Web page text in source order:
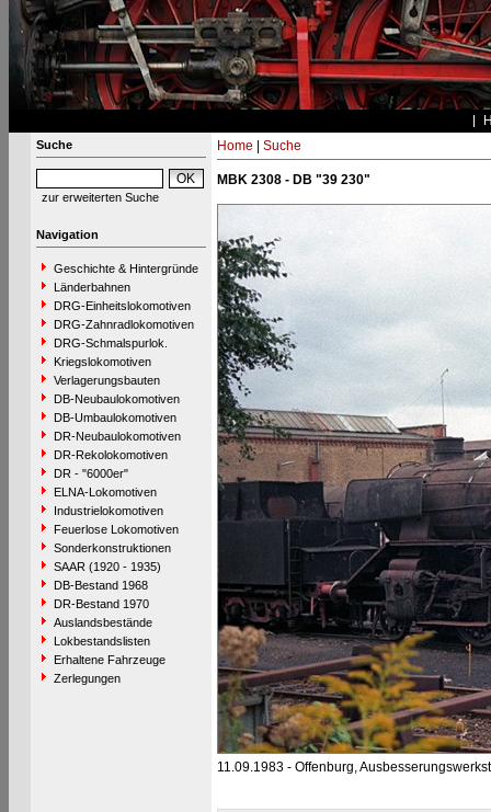
Suche
zur erweiterten Suche
Navigation
Geschichte & Hintergründe
Länderbahnen
DRG-Einheitslokomotiven
DRG-Zahnradlokomotiven
DRG-Schmalspurlok.
Kriegslokomotiven
Verlagerungsbauten
DB-Neubaulokomotiven
DB-Umbaulokomotiven
DR-Neubaulokomotiven
DR-Rekolokomotiven
DR - "6000er"
ELNA-Lokomotiven
Industrielokomotiven
Feuerlose Lokomotiven
Sonderkonstruktionen
SAAR (1920 - 1935)
DB-Bestand 1968
DR-Bestand 1970
Auslandsbestände
Lokbestandslisten
Erhaltene Fahrzeuge
Zerlegungen
Home Suche
MBK 2308 - DB "39 230"
11.09.1983 - Offenburg,